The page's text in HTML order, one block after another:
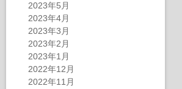
2023年5月
2023年4月
2023年3月
2023年2月
2023年1月
2022年12月
2022年11月